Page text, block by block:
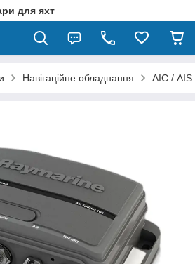
для яхт
Навігаційне обладнання АІС / AIS